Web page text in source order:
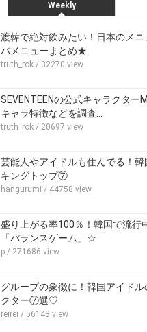
Weekly
渡韓で絶対飲みたい！日本のメ
バメニューまとめ★
truth_rok / 32270 view
SEVENTEENの公式キャラクター
キャラ特徴などを調査…
truth_rok / 20697 view
芸能人やアイドルも住んでる！
キングトップ⑦
hangurumi / 44758 view
盛り上がる率100％！韓国で流行
「バランスゲーム」☆
p / 271686 view
グループの象徴に！韓国アイド
クター⑦選♡
reirei / 56143 view